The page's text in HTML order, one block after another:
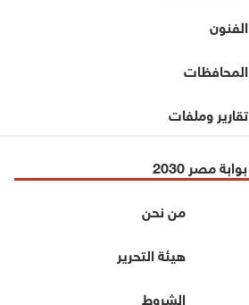
الفنون
المحافظات
تقارير وملفات
بوابة مصر 2030
من نحن
هيئة التحرير
الشروط